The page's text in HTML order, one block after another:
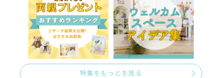
特集をもっとを見る